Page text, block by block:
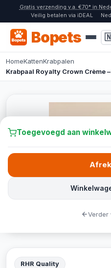
Gratis verzending v.a. €70* in
Veilig betalen via iDEAL
Bopets
HomeKattenKrabpalen
Krabpaal Royalty Crown Crème
RHR Quality
Toegevoegd aan
Verder